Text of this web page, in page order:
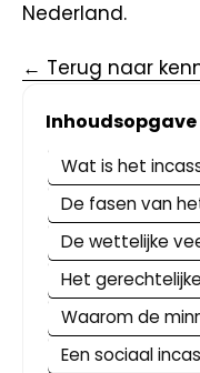
Nederland.
← Terug naar
Inhoudsopgave
Wat is het
De fasen van
De wettelijke
Het
Waarom de
Een sociaal